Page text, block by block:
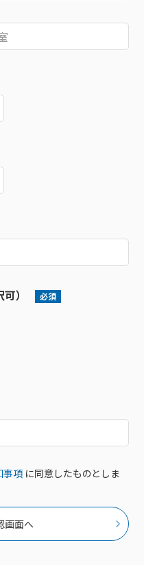
） 必須
事項 に同意したものとしま
画面へ